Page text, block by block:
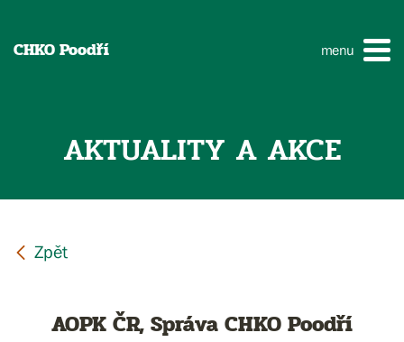
CHKO Poodří menu
AKTUALITY A AKCE
AOPK ČR, Správa CHKO Poodří